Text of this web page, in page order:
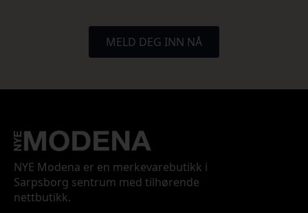
MELD DEG INN NÅ
NYE Modena er en merkevarebutikk i
Sarpsborg sentrum med tilhørende
nettbutikk.